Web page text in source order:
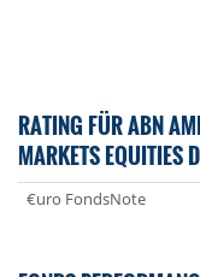
RATING FÜR ABN
MARKETS EQUITIES
€uro FondsNote